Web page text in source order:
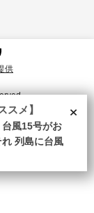
供
ツや広告配信を提供する
をご確認ください。×
スメ】
台風15号がお
列島に台風